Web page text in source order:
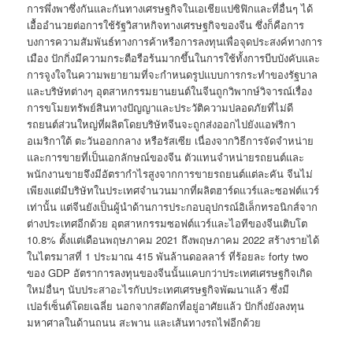
การพึ่งพาซึ่งกันและกันทางเศรษฐกิจในเอเชียแปซิฟิกและที่อื่นๆ ได้
เอื้ออำนวยต่อการใช้รัฐวิสาหกิจทางเศรษฐกิจของจีน ซึ่งก็คือการ
บงการความสัมพันธ์ทางการค้าหรือการลงทุนเพื่อจุดประสงค์ทางการ
เมือง ปักกิ่งมีความกระตือรือร้นมากขึ้นในการใช้ทั้งการบีบบังคับและ
การจูงใจในความพยายามที่จะกำหนดรูปแบบการกระทำของรัฐบาล
และบริษัทต่างๆ อุตสาหกรรมยานยนต์ในจีนถูกวิพากษ์วิจารณ์เรื่อง
การขโมยทรัพย์สินทางปัญญาและประวัติความปลอดภัยที่ไม่ดี
รถยนต์ส่วนใหญ่ที่ผลิตโดยบริษัทจีนจะถูกส่งออกไปยังแอฟริกา
อเมริกาใต้ ตะวันออกกลาง หรือรัสเซีย เนื่องจากวิธีการจัดจำหน่าย
และการขายที่เป็นเอกลักษณ์ของจีน ตัวแทนจำหน่ายรถยนต์และ
พนักงานขายจึงมีอัตรากำไรสูงจากการขายรถยนต์แต่ละคัน จีนไม่
เพียงแต่มีบริษัทในประเทศจำนวนมากที่ผลิตฮาร์ดแวร์และซอฟต์แวร์
เท่านั้น แต่จีนยังเป็นผู้นำด้านการประกอบอุปกรณ์อิเล็กทรอนิกส์จาก
ต่างประเทศอีกด้วย อุตสาหกรรมซอฟต์แวร์และไอทีของจีนเติบโต
10.8% ตั้งแต่เดือนพฤษภาคม 2021 ถึงพฤษภาคม 2022 สร้างรายได้
ในไตรมาสที่ 1 ประมาณ 415 พันล้านดอลลาร์ ที่ร้อยละ forty two
ของ GDP อัตราการลงทุนของจีนนั้นแคบกว่าประเทศเศรษฐกิจเกิด
ใหม่อื่นๆ นับประสาอะไรกับประเทศเศรษฐกิจพัฒนาแล้ว ซึ่งมี
เปอร์เซ็นต์โดยเฉลี่ย นอกจากสต๊อกที่อยู่อาศัยแล้ว ปักกิ่งยังลงทุน
มหาศาลในด้านถนน สะพาน และเส้นทางรถไฟอีกด้วย